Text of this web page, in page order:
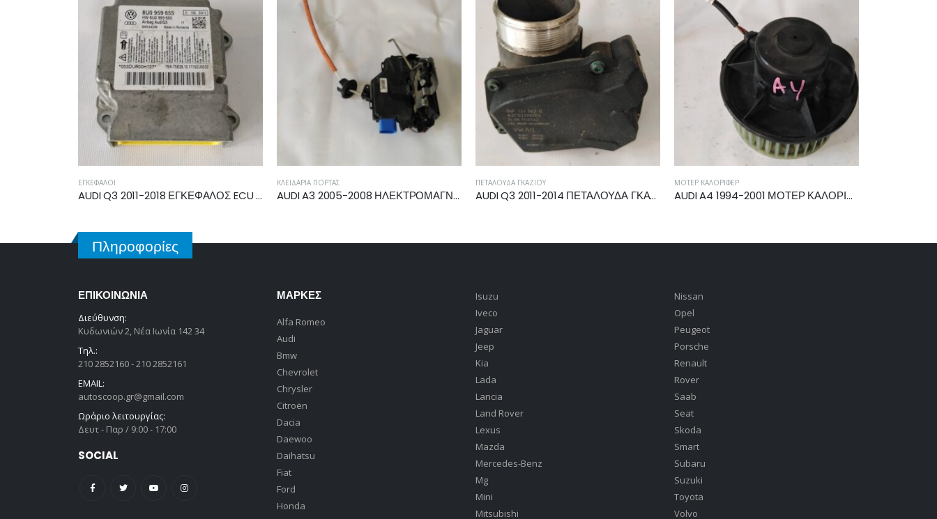
ΕΓΚΈΦΑΛΟΙ
AUDI Q3 2011-2018 ΕΓΚΕΦΑΛΟΣ ECU AIRBAG 8U0959655
ΚΛΕΙΔΑΡΙΆ ΠΌΡΤΑΣ
AUDI A3 2005-2008 ΗΛΕΚΤΡΟΜΑΓΝΗΤΙΚΗ ΚΛΕΙΔΑΡΙΑ ΕΜΠΡΟΣ ΑΡΙΣΤΕΡΗ 4E1837015
ΠΕΤΑΛΟΎΔΑ ΓΚΑΖΙΟΎ
AUDI Q3 2011-2014 ΠΕΤΑΛΟΥΔΑ ΓΚΑΖΙΟΥ 06F133062Q
ΜΟΤΈΡ ΚΑΛΟΡΙΦΈΡ
AUDI A4 1994-2001 ΜΟΤΕΡ ΚΑΛΟΡΙΦΕΡ 893819021
Πληροφορίες
ΕΠΙΚΟΙΝΩΝΊΑ
Διεύθυνση:
Κυδωνιών 2, Νέα Ιωνία 142 34
Τηλ.:
210 2852160 - 210 2852161
EMAIL:
autoscoop.gr@gmail.com
Ωράριο λειτουργίας:
Δευτ - Παρ / 9:00 - 17:00
SOCIAL
ΜΆΡΚΕΣ
Alfa Romeo
Audi
Bmw
Chevrolet
Chrysler
Citroën
Dacia
Daewoo
Daihatsu
Fiat
Ford
Honda
Isuzu
Iveco
Jaguar
Jeep
Kia
Lada
Lancia
Land Rover
Lexus
Mazda
Mercedes-Benz
Mg
Mini
Mitsubishi
Nissan
Opel
Peugeot
Porsche
Renault
Rover
Saab
Seat
Skoda
Smart
Subaru
Suzuki
Toyota
Volvo